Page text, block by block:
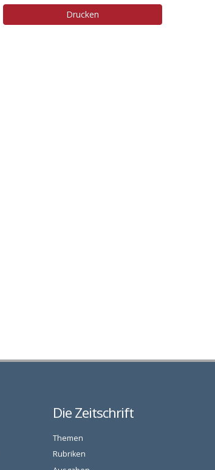
Drucken
Die Zeitschrift
Themen
Rubriken